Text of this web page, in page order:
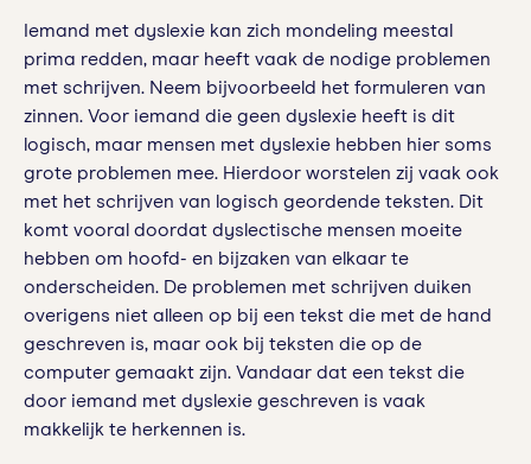
Iemand met dyslexie kan zich mondeling meestal
prima redden, maar heeft vaak de nodige problemen
met schrijven. Neem bijvoorbeeld het formuleren van
zinnen. Voor iemand die geen dyslexie heeft is dit
logisch, maar mensen met dyslexie hebben hier soms
grote problemen mee. Hierdoor worstelen zij vaak ook
met het schrijven van logisch geordende teksten. Dit
komt vooral doordat dyslectische mensen moeite
hebben om hoofd- en bijzaken van elkaar te
onderscheiden. De problemen met schrijven duiken
overigens niet alleen op bij een tekst die met de hand
geschreven is, maar ook bij teksten die op de
computer gemaakt zijn. Vandaar dat een tekst die
door iemand met dyslexie geschreven is vaak
makkelijk te herkennen is.